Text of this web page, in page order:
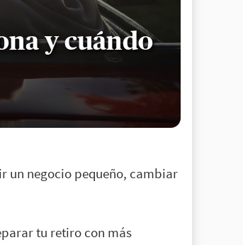
y cuándo
un negocio pequeño, cambiar
tu retiro con más